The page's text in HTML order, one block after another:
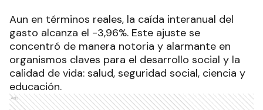
Aun en términos reales, la caída interanual del
gasto alcanza el -3,96%. Este ajuste se
concentró de manera notoria y alarmante en
organismos claves para el desarrollo social y la
calidad de vida: salud, seguridad social, ciencia y
educación.
Ads